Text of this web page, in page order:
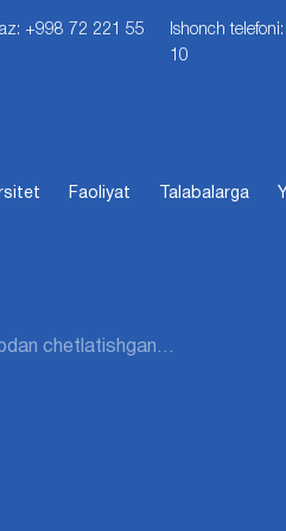
+998 72 221 55
Ishonch
10
Faoliyat Talabalarga
chetlatishgan…